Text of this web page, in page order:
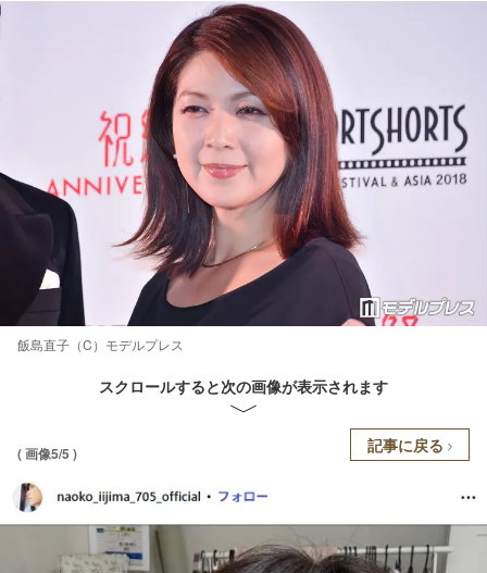
飯島直子（C）モデルプレス
スクロールすると次の画像が表示されます
( 画像5/5 ) 記事に戻る